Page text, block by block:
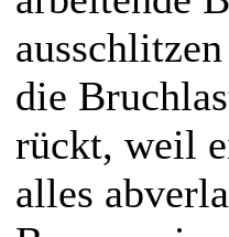
die
rückt, weil
alles